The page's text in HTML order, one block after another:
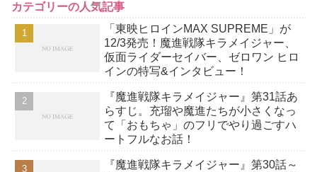
カテゴリーの人気記事
「東映ヒロインMAX SUPREME」が
12/3発売！魔進戦隊キラメイジャー、
仮面ライダーセイバー、ゼロワン ヒロ
インの特写&インタビュー！
『魔進戦隊キラメイジャー』第31話あ
らすじ。充瑠や魔進たちが小さくなっ
て「おもちゃ」のフリでやり過ごすハ
ートフルなお話！
『魔進戦隊キラメイジャー』第30話～